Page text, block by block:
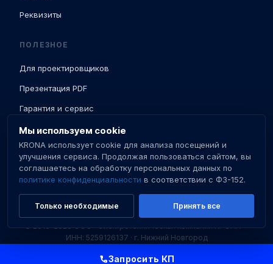
Реквизиты
ПОЛЕЗНОЕ
Для проектировщиков
Презентация PDF
Гарантия и сервис
Доставка и ПНР
База знаний
Сертификаты
ИНН: 5259126137 · г. Нижний Новгород
Мы используем cookie
KRONA использует cookie для анализа посещений и
улучшения сервиса. Продолжая пользоваться сайтом, вы
соглашаетесь на обработку персональных данных по
политике конфиденциальности в соответствии с ФЗ-152.
Только необходимые Принять все
Запросить КП